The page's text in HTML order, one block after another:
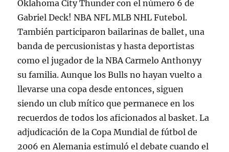
Oklahoma City Thunder con el número 6 de
Gabriel Deck! NBA NFL MLB NHL Futebol.
También participaron bailarinas de ballet, una
banda de percusionistas y hasta deportistas
como el jugador de la NBA Carmelo Anthonyy
su familia. Aunque los Bulls no hayan vuelto a
llevarse una copa desde entonces, siguen
siendo un club mítico que permanece en los
recuerdos de todos los aficionados al basket. La
adjudicación de la Copa Mundial de fútbol de
2006 en Alemania estimuló el debate cuando el